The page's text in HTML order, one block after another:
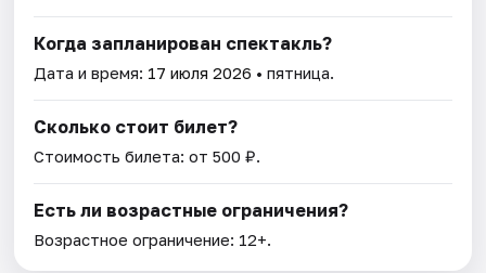
Когда запланирован спектакль?
Дата и время: 17 июля 2026 • пятница.
Сколько стоит билет?
Стоимость билета: от 500 ₽.
Есть ли возрастные ограничения?
Возрастное ограничение: 12+.